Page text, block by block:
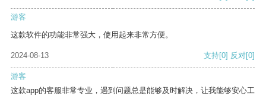
游客
这款软件的功能非常强大，使用起来非常方便。
2024-08-13 支持[0] 反对[0]
游客
这款app的客服非常专业，遇到问题总是能够及时解决，让我能够安心工